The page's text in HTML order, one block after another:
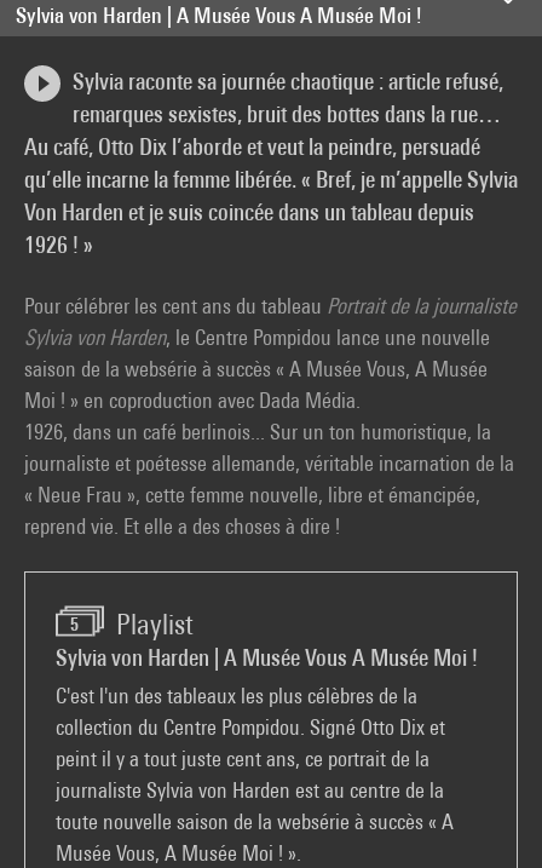
Sylvia von Harden | A Musée Vous A Musée Moi !
Sylvia raconte sa journée chaotique : article refusé,
remarques sexistes, bruit des bottes dans la rue…
Au café, Otto Dix l’aborde et veut la peindre, persuadé
qu’elle incarne la femme libérée. « Bref, je m’appelle Sylvia
Von Harden et je suis coincée dans un tableau depuis
1926 ! »
Pour célébrer les cent ans du tableau Portrait de la journaliste
Sylvia von Harden, le Centre Pompidou lance une nouvelle
saison de la websérie à succès « A Musée Vous, A Musée
Moi ! » en coproduction avec Dada Média.
1926, dans un café berlinois... Sur un ton humoristique, la
journaliste et poétesse allemande, véritable incarnation de la
« Neue Frau », cette femme nouvelle, libre et émancipée,
reprend vie. Et elle a des choses à dire !
5 Playlist
Sylvia von Harden | A Musée Vous A Musée Moi !
C'est l'un des tableaux les plus célèbres de la
collection du Centre Pompidou. Signé Otto Dix et
peint il y a tout juste cent ans, ce portrait de la
journaliste Sylvia von Harden est au centre de la
toute nouvelle saison de la websérie à succès « A
Musée Vous, A Musée Moi ! ».